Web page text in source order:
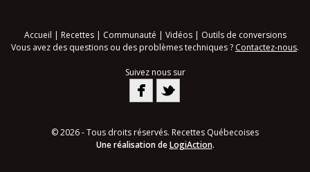
Accueil | Recettes| Communauté | Vidéos| Outils de conversions
Vous avez des questions ou des problèmes techniques ? Contactez-nous.
Suivez nous sur
© 2026 - Tous droits réservés. Recettes Québecoises
Une réalisation deLogiAction.